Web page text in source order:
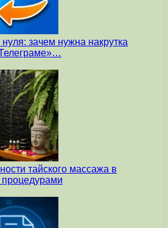
зачем нужна накрутка
тайского массажа в
процедурами